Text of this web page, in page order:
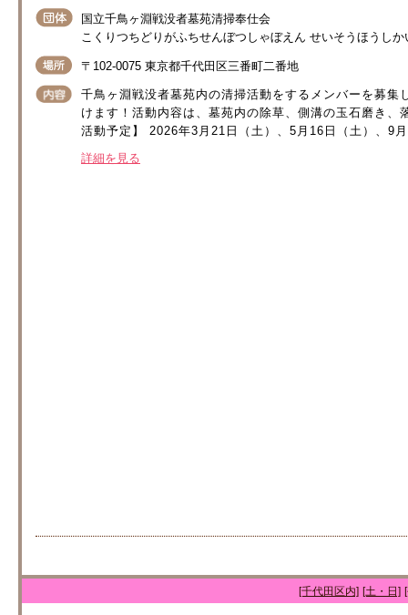
国立千鳥ヶ淵戦没者墓苑清掃奉仕会
こくりつちどりがふちせんぼつしゃぼえん せいそうほうしか
〒102-0075 東京都千代田区三番町二番地
千鳥ヶ淵戦没者墓苑内の清掃活動をするメンバーを募
けます！活動内容は、墓苑内の除草、側溝の玉石磨き
活動予定】 2026年3月21日（土）、5月16日（土）、
詳細を見る
[千代田区内] [土・日]